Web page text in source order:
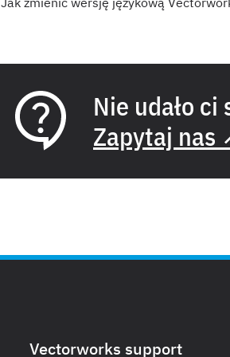
Nie udało
Zapytaj nas
Vectorworks support